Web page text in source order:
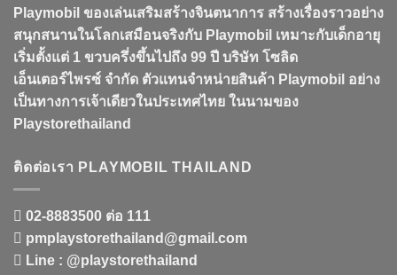
Playmobil ของเล่นเสริมสร้างจินตนาการ สร้างเรื่องราวอย่าง
สนุกสนานในโลกเสมือนจริงกับ Playmobil เหมาะกับเด็กอายุ
เริ่มตั้งแต่ 1 ขวบครึ่งขึ้นไปถึง 99 ปี บริษัท โซลิด
เอ็นเตอร์ไพรซ์ จำกัด ตัวแทนจำหน่ายสินค้า Playmobil อย่าง
เป็นทางการเจ้าเดียวในประเทศไทย ในนามของ
Playstorethailand
ติดต่อเรา PLAYMOBIL THAILAND
02-8883500 ต่อ 111
pmplaystorethailand@gmail.com
Line : @playstorethailand